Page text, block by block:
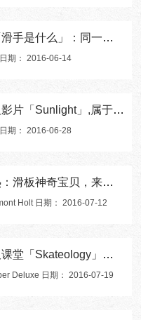
[中文字幕]记录片「滑手是什么」：同一个运动，同一份坚持
期： 2016-06-14
[中文字幕]励志滑板影片「Sunlight」,属于滑手们的共鸣
期： 2016-06-28
[中文字幕]全城火热：滑板神奇宝贝，来一场滑手Pokemon之旅
Holt 日期： 2016-07-12
[中文字幕]趣味滑板课堂「Skateology」，滑板动作的物理奥秘
Deluxe 日期： 2016-07-19